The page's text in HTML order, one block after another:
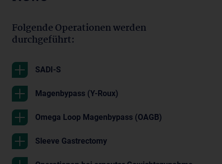
Folgende Operationen werden
durchgeführt:
SADI-S
Magenbypass (Y-Roux)
Omega Loop Magenbypass (OAGB)
Sleeve Gastrectomy